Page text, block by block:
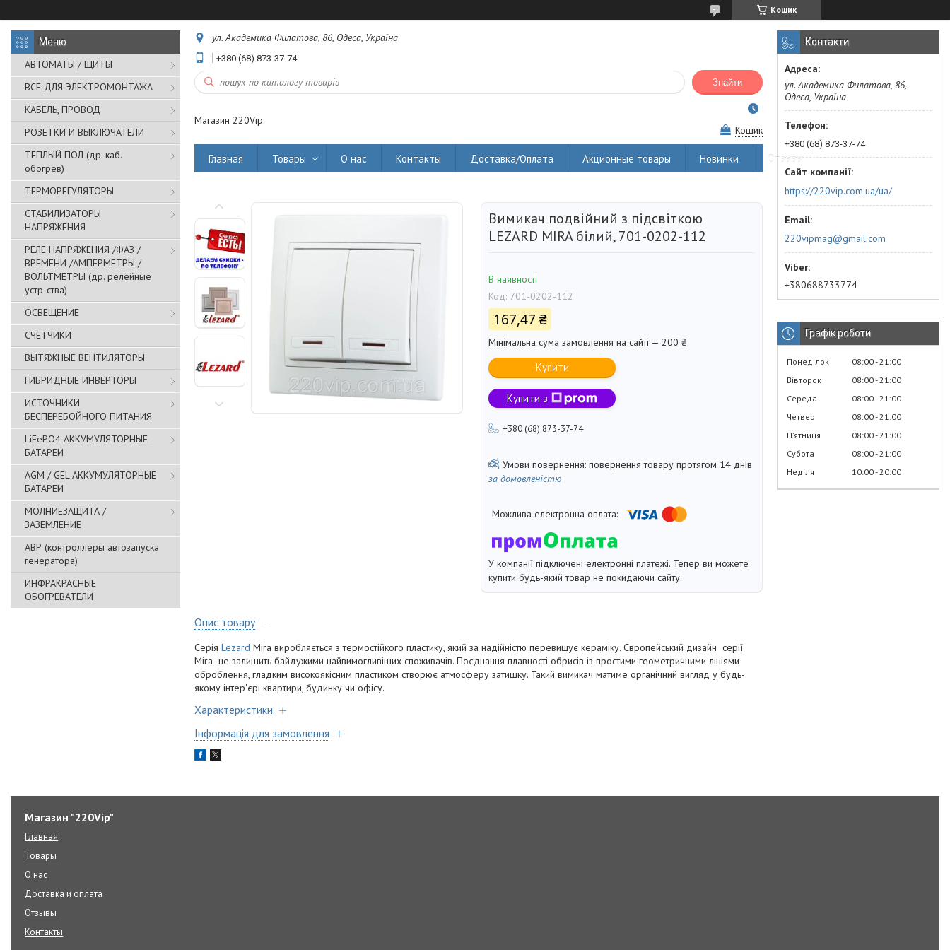
Кошик
АВТОМАТЫ / ЩИТЫ
ВСЁ ДЛЯ ЭЛЕКТРОМОНТАЖА
КАБЕЛЬ, ПРОВОД
РОЗЕТКИ И ВЫКЛЮЧАТЕЛИ
ТЕПЛЫЙ ПОЛ (др. каб.
обогрев)
ТЕРМОРЕГУЛЯТОРЫ
СТАБИЛИЗАТОРЫ
НАПРЯЖЕНИЯ
РЕЛЕ НАПРЯЖЕНИЯ /ФАЗ /
ВРЕМЕНИ /АМПЕРМЕТРЫ /
ВОЛЬТМЕТРЫ (др. релейные
устр-ства)
ОСВЕЩЕНИЕ
СЧЕТЧИКИ
ВЫТЯЖНЫЕ ВЕНТИЛЯТОРЫ
ГИБРИДНЫЕ ИНВЕРТОРЫ
ИСТОЧНИКИ
БЕСПЕРЕБОЙНОГО ПИТАНИЯ
LiFePO4 АККУМУЛЯТОРНЫЕ
БАТАРЕИ
AGM / GEL АККУМУЛЯТОРНЫЕ
БАТАРЕИ
МОЛНИЕЗАЩИТА /
ЗАЗЕМЛЕНИЕ
АВР (контроллеры автозапуска
генератора)
ИНФРАКРАСНЫЕ
ОБОГРЕВАТЕЛИ
ул. Академика Филатова, 86, Одеса, Україна
+380 (68) 873-37-74
Знайти
Магазин 220Vip
Кошик
Главная Товары О нас Контакты Доставка/Оплата Акционные товары Новинки Отзывы
Вимикач подвійний з підсвіткою
LEZARD MIRA білий, 701-0202-112
В наявності
Код: 701-0202-112
167,47 ₴
Мінімальна сума замовлення на сайті — 200 ₴
Купити
Купити з
+380 (68) 873-37-74
повернення товару протягом 14 днів
за домовленістю
У компанії підключені електронні платежі. Тепер ви можете
купити будь-який товар не покидаючи сайту.
Опис товару
Серія Lezard Mira виробляється з термостійкого пластику, який за надійністю перевищує кераміку. Європейський дизайн серії
Mira не залишить байдужими найвимогливіших споживачів. Поєднання плавності обрисів із простими геометричними лініями
оброблення, гладким високоякісним пластиком створює атмосферу затишку. Такий вимикач матиме органічний вигляд у будь-
якому інтер'єрі квартири, будинку чи офісу.
Характеристики
Інформація для замовлення
Контакти
ул. Академика Филатова, 86,
Одеса, Україна
+380 (68) 873-37-74
https://220vip.com.ua/ua/
220vipmag@gmail.com
+380688733774
Графік роботи
Понеділок 08:00 21:00
Вівторок
08:00 21:00
Середа
08:00 21:00
Четвер
08:00 21:00
Пʼятниця
08:00 21:00
Субота
08:00 21:00
Неділя
10:00 20:00
Магазин "220Vip"
Главная
Товары
О нас
Доставка и оплата
Отзывы
Контакты